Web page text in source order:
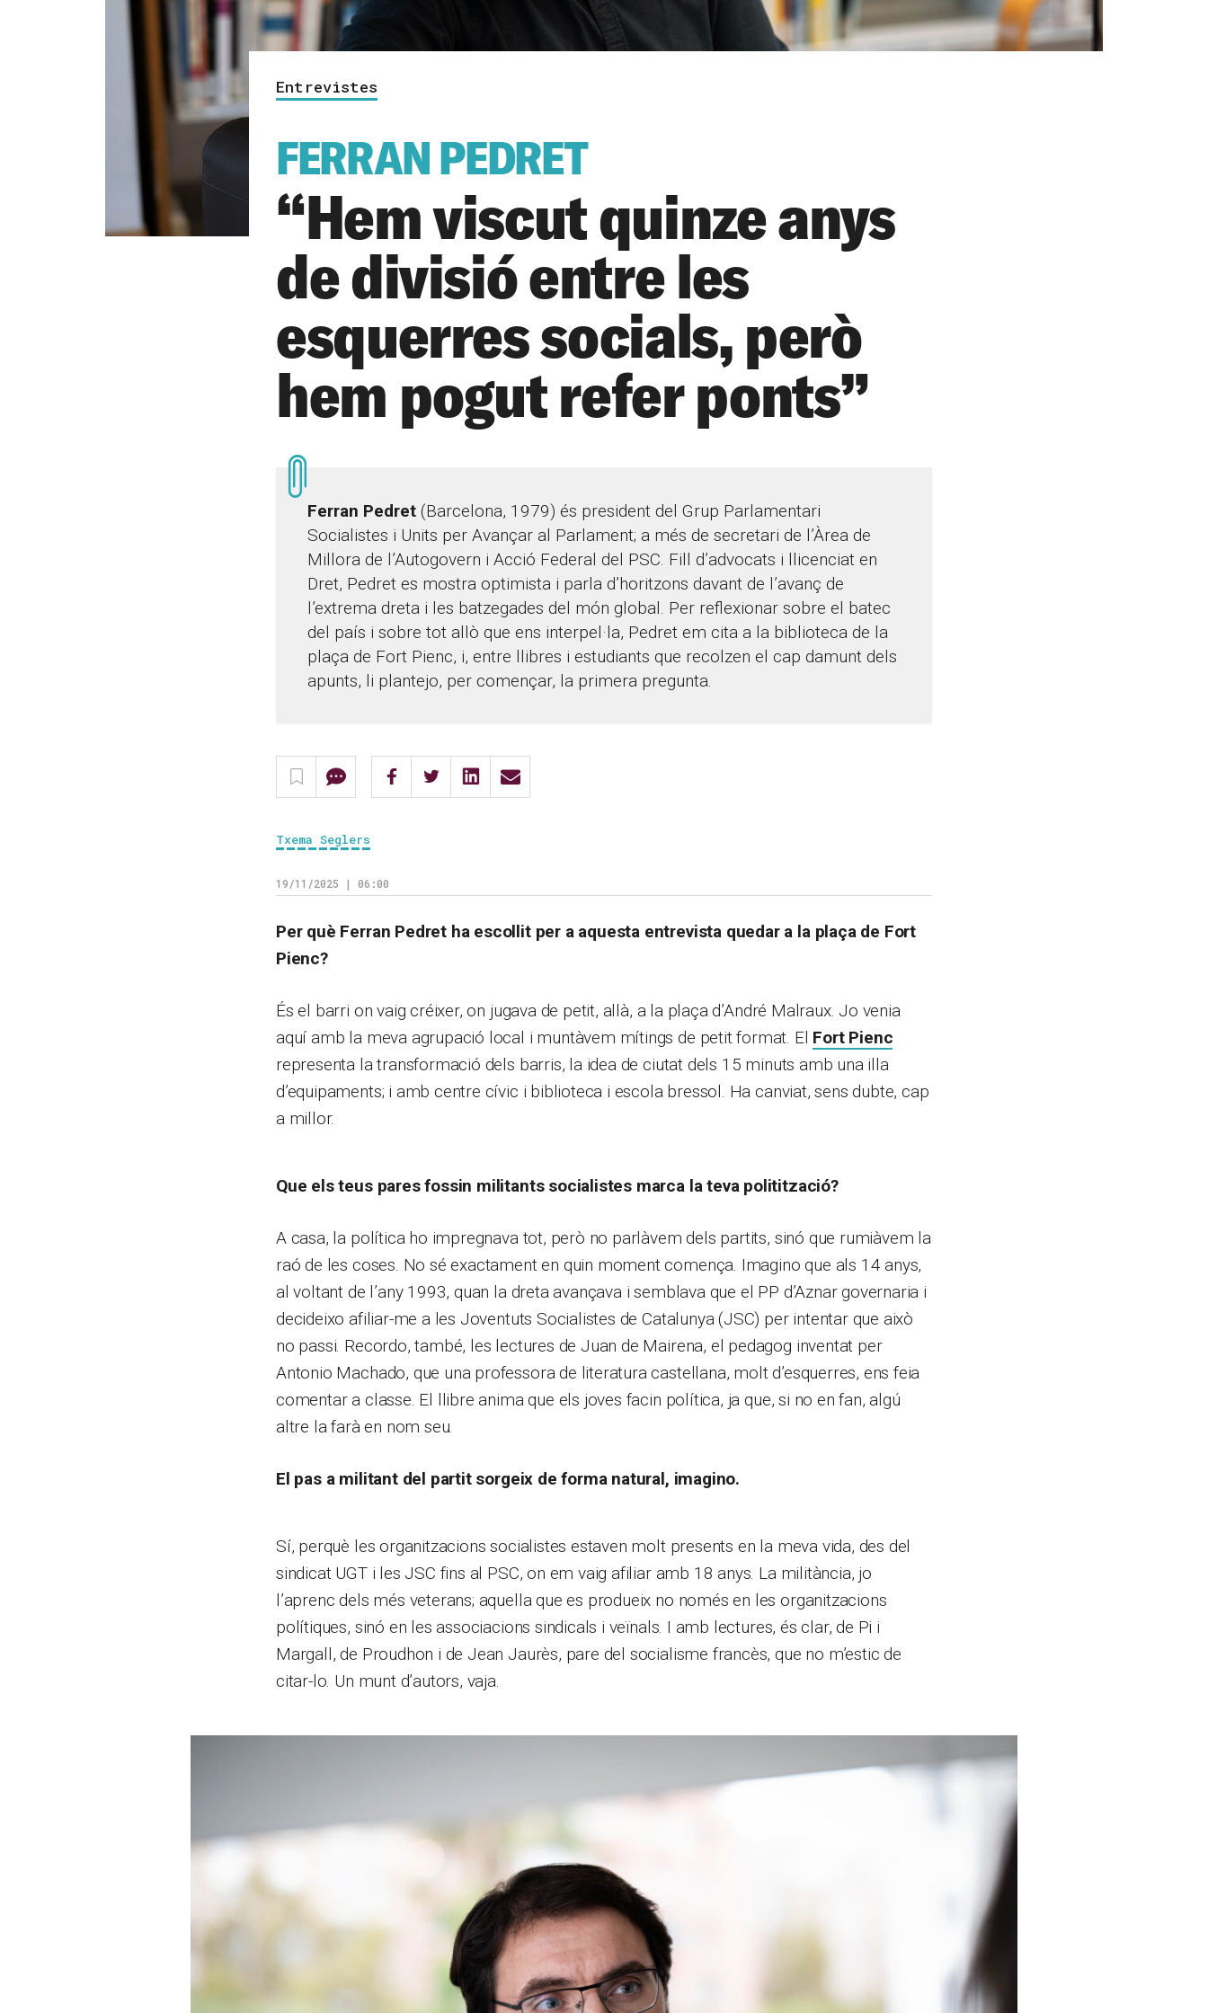
Entrevistes
FERRAN PEDRET
“Hem viscut quinze anys
de divisió entre les
esquerres socials, però
hem pogut refer ponts”
Ferran Pedret (Barcelona, 1979) és president del Grup Parlamentari
Socialistes i Units per Avançar al Parlament; a més de secretari de l’Àrea de
Millora de l’Autogovern i Acció Federal del PSC. Fill d’advocats i llicenciat en
Dret, Pedret es mostra optimista i parla d’horitzons davant de l’avanç de
l’extrema dreta i les batzegades del món global. Per reflexionar sobre el batec
del país i sobre tot allò que ens interpel·la, Pedret em cita a la biblioteca de la
plaça de Fort Pienc, i, entre llibres i estudiants que recolzen el cap damunt dels
apunts, li plantejo, per començar, la primera pregunta.
Txema Seglers
19/11/2025 | 06:00
Per què Ferran Pedret ha escollit per a aquesta entrevista quedar a la plaça de Fort
Pienc?
És el barri on vaig créixer, on jugava de petit, allà, a la plaça d’André Malraux. Jo venia
aquí amb la meva agrupació local i muntàvem mítings de petit format. El Fort Pienc
representa la transformació dels barris, la idea de ciutat dels 15 minuts amb una illa
d’equipaments; i amb centre cívic i biblioteca i escola bressol. Ha canviat, sens dubte, cap
a millor.
Que els teus pares fossin militants socialistes marca la teva politització?
A casa, la política ho impregnava tot, però no parlàvem dels partits, sinó que rumiàvem la
raó de les coses. No sé exactament en quin moment comença. Imagino que als 14 anys,
al voltant de l’any 1993, quan la dreta avançava i semblava que el PP d’Aznar governaria i
decideixo afiliar-me a les Joventuts Socialistes de Catalunya (JSC) per intentar que això
no passi. Recordo, també, les lectures de Juan de Mairena, el pedagog inventat per
Antonio Machado, que una professora de literatura castellana, molt d’esquerres, ens feia
comentar a classe. El llibre anima que els joves facin política, ja que, si no en fan, algú
altre la farà en nom seu.
El pas a militant del partit sorgeix de forma natural, imagino.
Sí, perquè les organitzacions socialistes estaven molt presents en la meva vida, des del
sindicat UGT i les JSC fins al PSC, on em vaig afiliar amb 18 anys. La militància, jo
l’aprenc dels més veterans; aquella que es produeix no només en les organitzacions
polítiques, sinó en les associacions sindicals i veïnals. I amb lectures, és clar, de Pi i
Margall, de Proudhon i de Jean Jaurès, pare del socialisme francès, que no m’estic de
citar-lo. Un munt d’autors, vaja.